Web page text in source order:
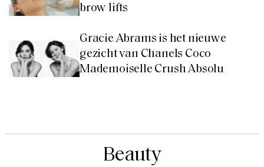
brow lifts
Gracie Abrams is het nieuwe
gezicht van Chanels Coco
Mademoiselle Crush Absolu
Beauty